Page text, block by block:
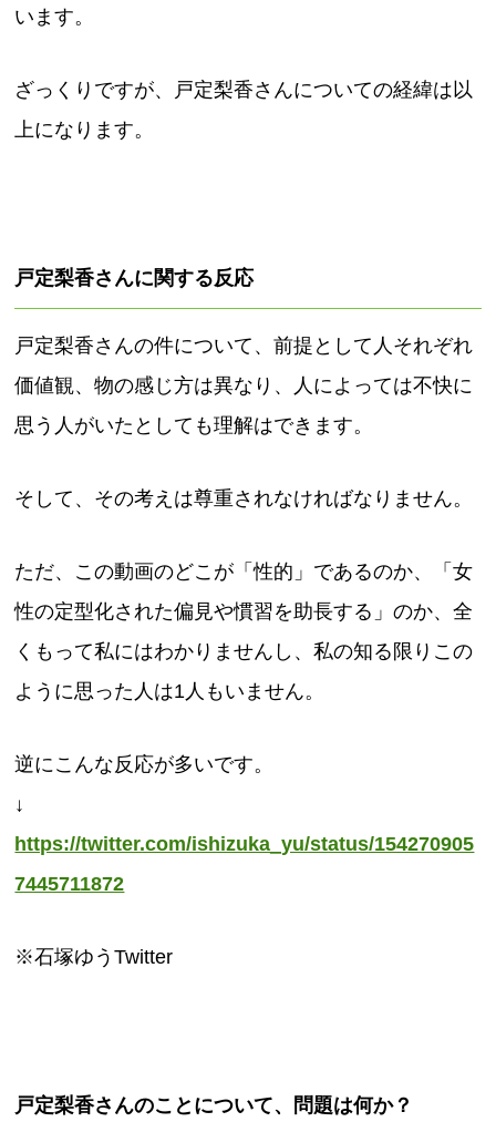
います。
ざっくりですが、戸定梨香さんについての経緯は以
上になります。
戸定梨香さんに関する反応
戸定梨香さんの件について、前提として人それぞれ
価値観、物の感じ方は異なり、人によっては不快に
思う人がいたとしても理解はできます。
そして、その考えは尊重されなければなりません。
ただ、この動画のどこが「性的」であるのか、「女
性の定型化された偏見や慣習を助長する」のか、全
くもって私にはわかりませんし、私の知る限りこの
ように思った人は1人もいません。
逆にこんな反応が多いです。
↓
https://twitter.com/ishizuka_yu/status/154270905
7445711872
※石塚ゆうTwitter
戸定梨香さんのことについて、問題は何か？